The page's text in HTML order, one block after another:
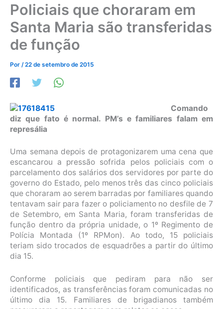
Policiais que choraram em
Santa Maria são transferidas
de função
Por /22 de setembro de 2015
Comando
diz que fato é normal. PM’s e familiares falam em
represália
Uma semana depois de protagonizarem uma cena que
escancarou a pressão sofrida pelos policiais com o
parcelamento dos salários dos servidores por parte do
governo do Estado, pelo menos três das cinco policiais
que choraram ao serem barradas por familiares quando
tentavam sair para fazer o policiamento no desfile de 7
de Setembro, em Santa Maria, foram transferidas de
função dentro da própria unidade, o 1º Regimento de
Polícia Montada (1º RPMon). Ao todo, 15 policiais
teriam sido trocados de esquadrões a partir do último
dia 15.
Conforme policiais que pediram para não ser
identificados, as transferências foram comunicadas no
último dia 15. Familiares de brigadianos também